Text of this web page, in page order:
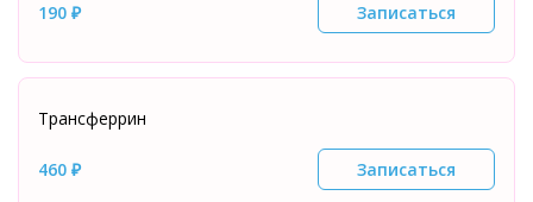
190 ₽ Записаться
Трансферрин
460 ₽ Записаться